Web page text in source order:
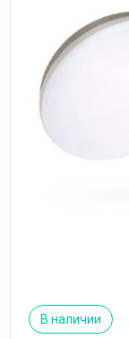
В наличии